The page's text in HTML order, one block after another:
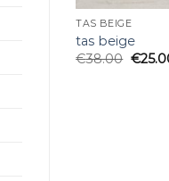
TAS BEIGE
tas beige
€38.00 €